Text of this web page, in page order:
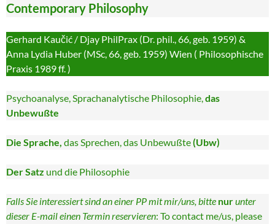
Contemporary Philosophy
Gerhard Kaučić / Djay PhilPrax (Dr. phil., 66, geb. 1959) &
Anna Lydia Huber (MSc, 66, geb. 1959) Wien ( Philosophische
Praxis 1989 ff. )
Psychoanalyse, Sprachanalytische Philosophie,das
Unbewußte
Die Sprache, das Sprechen, das Unbewußte(Ubw)
Der Satz und die Philosophie
Falls Sie interessiert sind an einer PP mit mir/uns, bitte nurunter
dieser E-mail einen Termin reservieren: To contact me/us, please